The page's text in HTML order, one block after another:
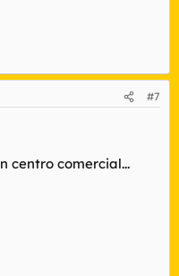
#7
centro comercial...